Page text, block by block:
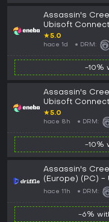
Assassin's
Ubisoft Connect
★5.0
hace 1d DRM:
-10%
Assassin's
Ubisoft Connect
★5.0
hace 8h DRM:
-10%
Assassin's
(Europe) (PC)
Digital Key
hace 11h DRM:
-6%